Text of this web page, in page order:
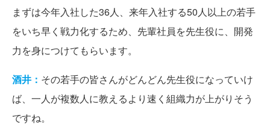
まずは今年入社した36人、来年入社する50人以上の若手
をいち早く戦力化するため、先輩社員を先生役に、開発
力を身につけてもらいます。
酒井： その若手の皆さんがどんどん先生役になっていけ
ば、一人が複数人に教えるより速く組織力が上がりそう
ですね。